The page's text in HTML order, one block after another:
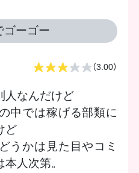
ゴーゴー
（3.00）
人なんだけど
中では稼げる部類に
ど
うかは見た目やコミ
人次第。